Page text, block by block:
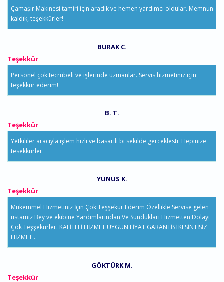
Çamaşır Makinesi tamiri için aradık ve hemen yardımcı oldular. Memnun
kaldık, teşekkürler!
BURAK C.
Teşekkür
Personel çok tecrübeli ve işlerinde uzmanlar. Servis hizmetiniz için
teşekkür ederim!
B. T.
Teşekkür
Yetkililer aracıyla işlem hizli ve basarili bi sekilde gerceklesti. Hepinize
tesekkurler
YUNUS K.
Teşekkür
Mükemmel Hizmetiniz İçin Çok Teşşekür Ederim Özellikle Servise gelen
ustamız Bey ve ekibine Yardımlarından Ve Sundukları Hizmetten Dolayı
Çok Teşşekürler. KALİTELİ HİZMET UYGUN FİYAT GARANTİSİ KESİNTİSİZ
HİZMET ..
GÖKTÜRK M.
Teşekkür